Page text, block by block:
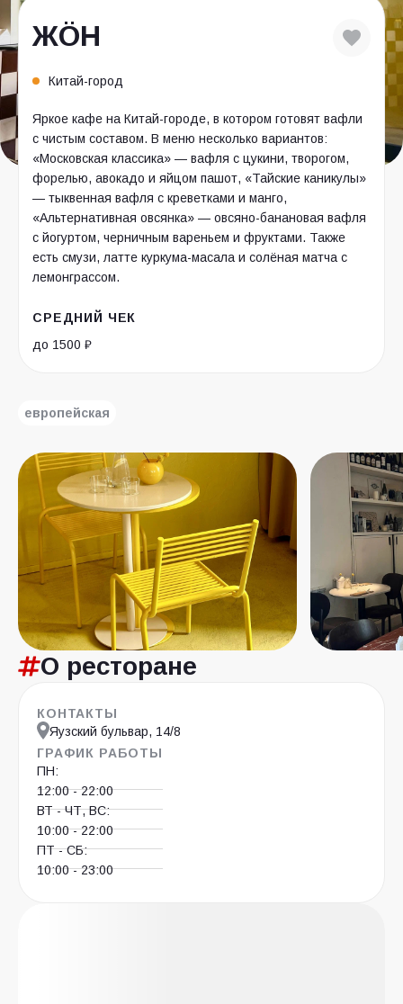
ЖÖН
Китай-город
Яркое кафе на Китай-городе, в котором готовят вафли
с чистым составом. В меню несколько вариантов:
«Московская классика» — вафля с цукини, творогом,
форелью, авокадо и яйцом пашот, «Тайские каникулы»
— тыквенная вафля с креветками и манго,
«Альтернативная овсянка» — овсяно-банановая вафля
с йогуртом, черничным вареньем и фруктами. Также
есть смузи, латте куркума-масала и солёная матча с
лемонграссом.
СРЕДНИЙ ЧЕК
до 1500 ₽
европейская
О ресторане
КОНТАКТЫ
Яузский бульвар, 14/8
ГРАФИК РАБОТЫ
ПН:
12:00 - 22:00
ВТ - ЧТ, ВС:
10:00 - 22:00
ПТ - СБ:
10:00 - 23:00